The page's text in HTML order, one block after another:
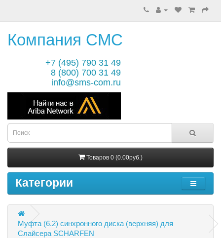
Компания СМС
+7 (495) 790 31 49
8 (800) 700 31 49
info@sms-com.ru
Товаров 0 (0.00руб.)
Категории
Муфта (6.2) синхронного диска (верхняя) для
Слайсера SCHARFEN